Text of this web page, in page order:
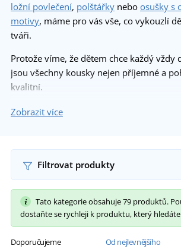
ložní povlečení, polštářky nebo osušky s
motivy, máme pro vás vše, co vykouzlí
tváři.
Protože víme, že dětem chce každý vždy
jsou všechny kousky nejen příjemné a
kvalitní.
Dopřejte dětem dárek, který je potěší a
Zobrazit více
Filtrovat produkty
Tato kategorie obsahuje 79 produktů.
dostaňte se rychleji k produktu, který
Doporučujeme Od nejlevnějšího